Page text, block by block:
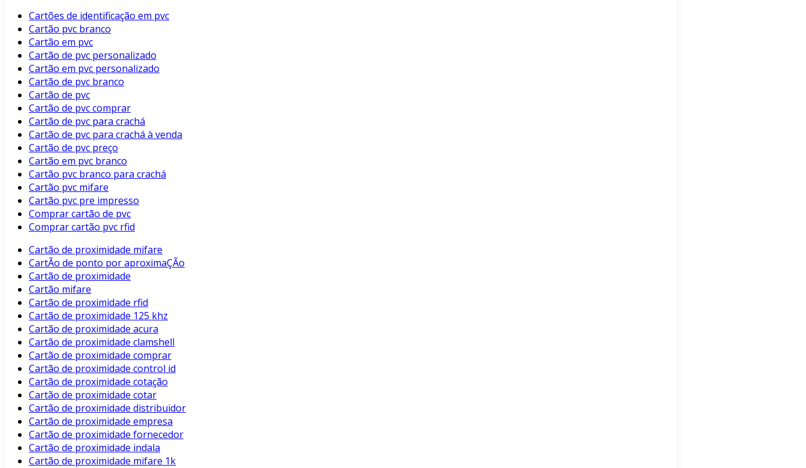
Cartões de identificação em pvc
Cartão pvc branco
Cartão em pvc
Cartão de pvc personalizado
Cartão em pvc personalizado
Cartão de pvc branco
Cartão de pvc
Cartão de pvc comprar
Cartão de pvc para crachá
Cartão de pvc para crachá à venda
Cartão de pvc preço
Cartão em pvc branco
Cartão pvc branco para crachá
Cartão pvc mifare
Cartão pvc pre impresso
Comprar cartão de pvc
Comprar cartão pvc rfid
Cartão de proximidade mifare
CartÃo de ponto por aproximaÇÃo
Cartão de proximidade
Cartão mifare
Cartão de proximidade rfid
Cartão de proximidade 125 khz
Cartão de proximidade acura
Cartão de proximidade clamshell
Cartão de proximidade comprar
Cartão de proximidade control id
Cartão de proximidade cotação
Cartão de proximidade cotar
Cartão de proximidade distribuidor
Cartão de proximidade empresa
Cartão de proximidade fornecedor
Cartão de proximidade indala
Cartão de proximidade mifare 1k